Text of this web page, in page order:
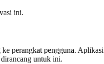
ini.
perangkat pengguna.
untuk ini.